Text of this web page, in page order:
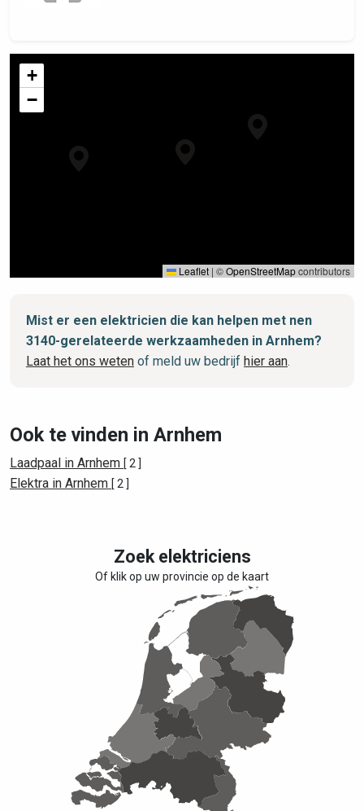
+
−
Leaflet | ©OpenStreetMapcontributors
Mist er een elektricien die kan helpen met nen
3140-gerelateerde werkzaamheden in Arnhem?
Laat het ons weten of meld uw bedrijf hier aan.
Ook te vinden in Arnhem
Laadpaal in Arnhem [ 2 ]
Elektra in Arnhem [ 2 ]
Zoek elektriciens
Of klik op uw provincie op de kaart